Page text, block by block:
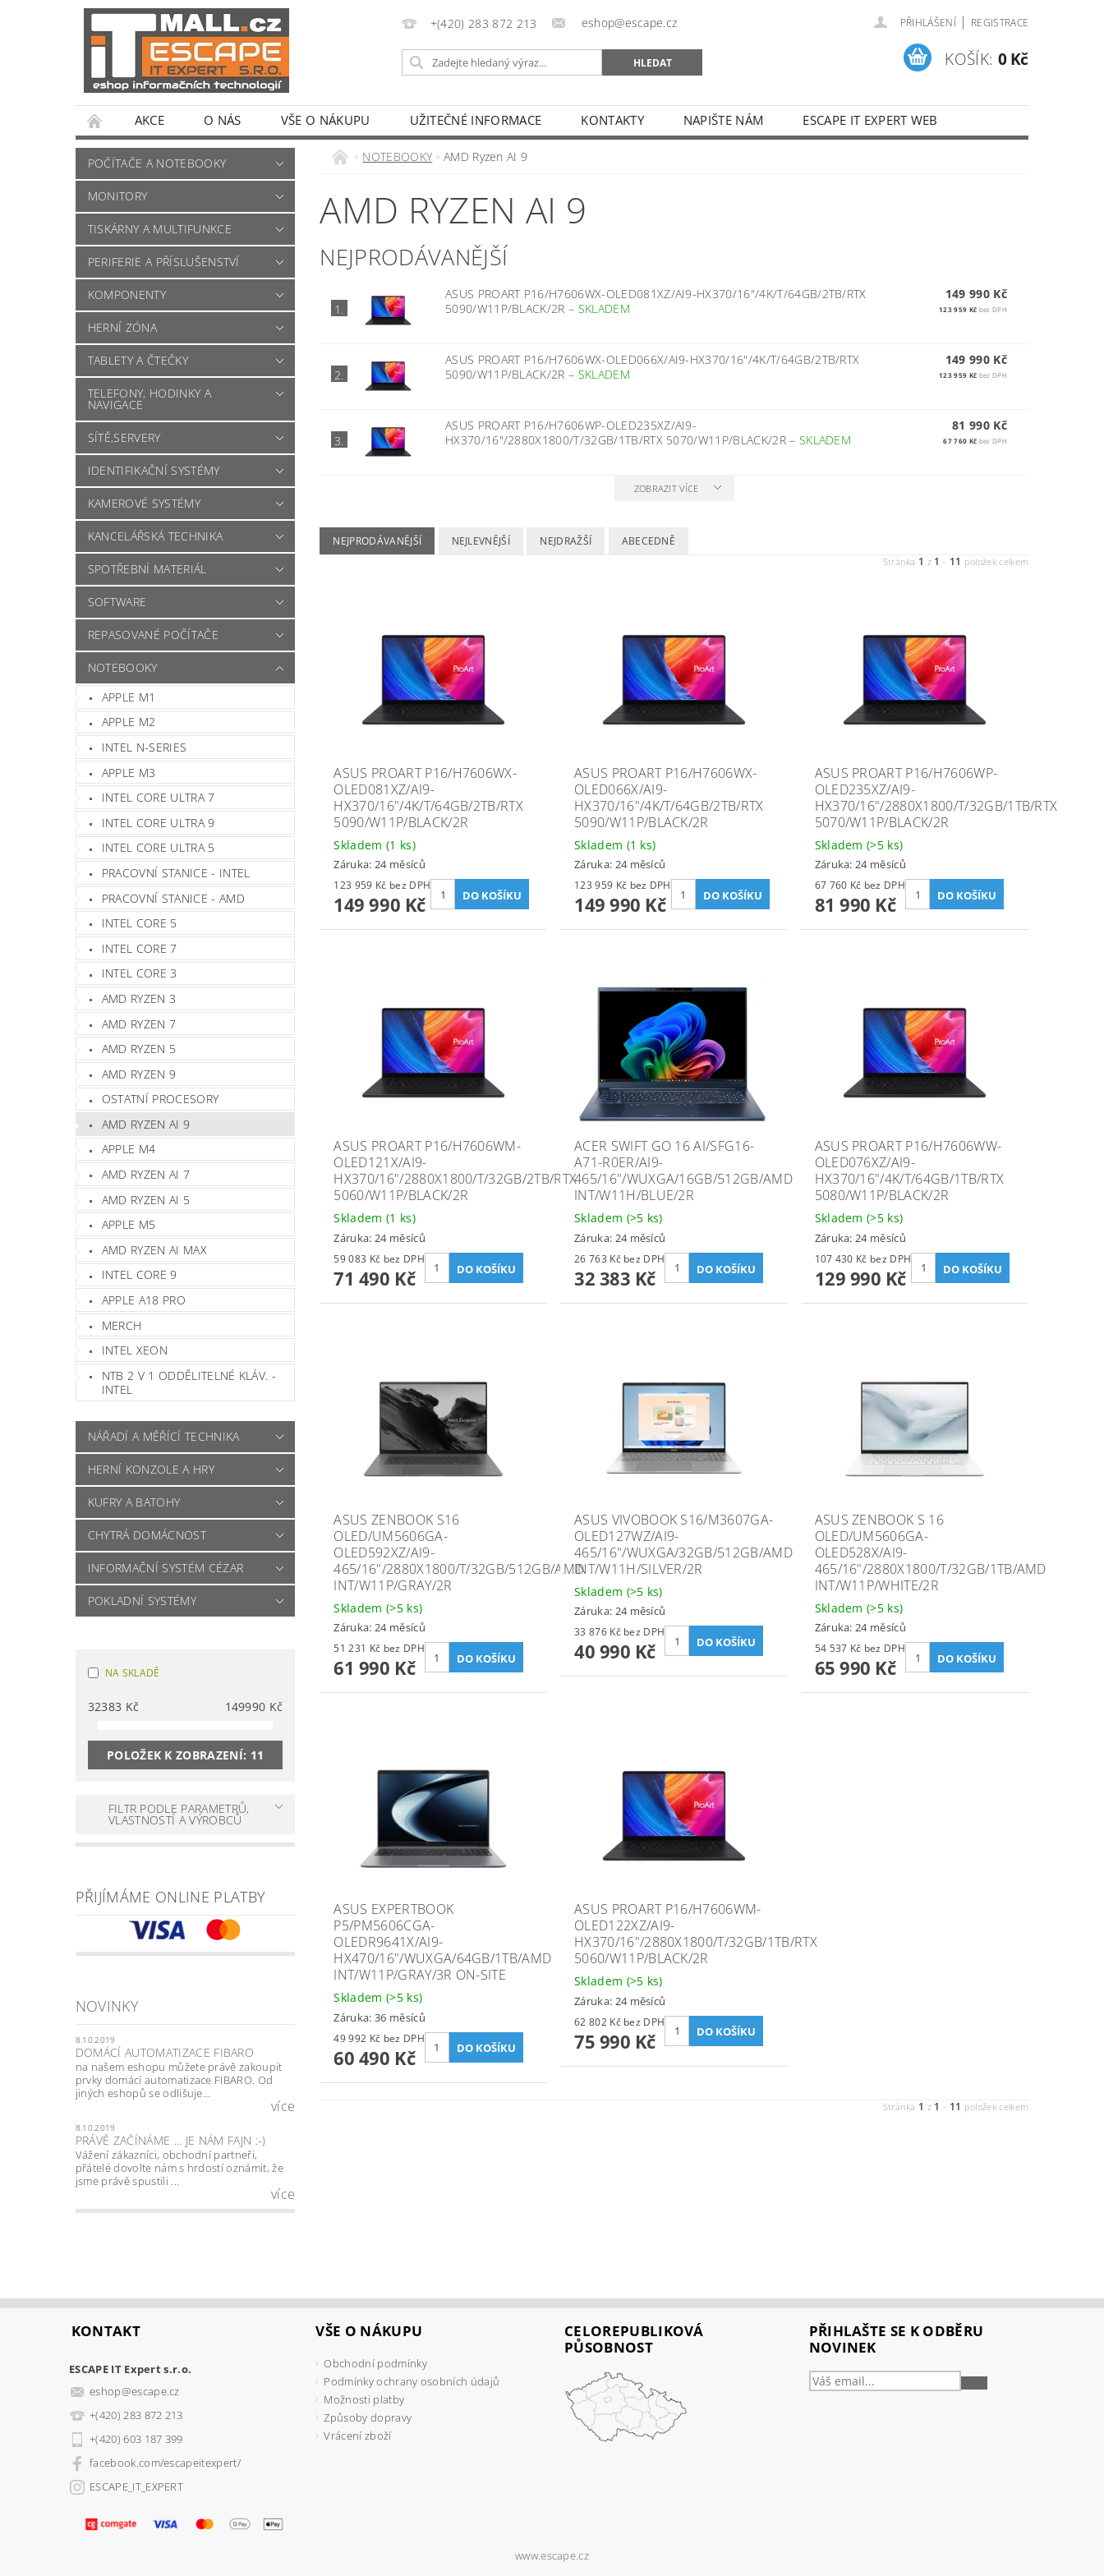
+(420) 283 872 213 eshop@escape.cz PŘIHLÁŠENÍ | REGISTRACE
KOŠÍK: 0 Kč
AKCE O NÁS VŠE O NÁKUPU UŽITEČNÉ INFORMACE KONTAKTY NAPIŠTE NÁM ESCAPE IT EXPERT WEB
POČÍTAČE A NOTEBOOKY
MONITORY
TISKÁRNY A MULTIFUNKCE
PERIFERIE A PŘÍSLUŠENSTVÍ
KOMPONENTY
HERNÍ ZÓNA
TABLETY A ČTEČKY
TELEFONY, HODINKY A
NAVIGACE
SÍTĚ,SERVERY
IDENTIFIKAČNÍ SYSTÉMY
KAMEROVÉ SYSTÉMY
KANCELÁŘSKÁ TECHNIKA
SPOTŘEBNÍ MATERIÁL
SOFTWARE
REPASOVANÉ POČÍTAČE
NOTEBOOKY
APPLE M1
APPLE M2
INTEL N-SERIES
APPLE M3
INTEL CORE ULTRA 7
INTEL CORE ULTRA 9
INTEL CORE ULTRA 5
PRACOVNÍ STANICE - INTEL
PRACOVNÍ STANICE - AMD
INTEL CORE 5
INTEL CORE 7
INTEL CORE 3
AMD RYZEN 3
AMD RYZEN 7
AMD RYZEN 5
AMD RYZEN 9
OSTATNÍ PROCESORY
AMD RYZEN AI 9
APPLE M4
AMD RYZEN AI 7
AMD RYZEN AI 5
APPLE M5
AMD RYZEN AI MAX
INTEL CORE 9
APPLE A18 PRO
MERCH
INTEL XEON
NTB 2 V 1 ODDĚLITELNÉ KLÁV. -
INTEL
NÁŘADÍ A MĚŘÍCÍ TECHNIKA
HERNÍ KONZOLE A HRY
KUFRY A BATOHY
CHYTRÁ DOMÁCNOST
INFORMAČNÍ SYSTÉM CÉZAR
POKLADNÍ SYSTÉMY
NA SKLADĚ
32383 Kč 149990 Kč
POLOŽEK K ZOBRAZENÍ: 11
FILTR PODLE PARAMETRŮ,
VLASTNOSTÍ A VÝROBCŮ
PŘIJÍMÁME ONLINE PLATBY
NOVINKY
8.10.2019
DOMÁCÍ AUTOMATIZACE FIBARO
na našem eshopu můžete právě zakoupit
prvky domácí automatizace FIBARO. Od
jiných eshopů se odlišuje...
více
8.10.2019
PRÁVĚ ZAČÍNÁME ... JE NÁM FAJN :-)
Vážení zákazníci, obchodní partneři,
přátelé dovolte nám s hrdostí oznámit, že
jsme právě spustili ...
více
NOTEBOOKY AMD Ryzen AI 9
AMD RYZEN AI 9
NEJPRODÁVANĚJŠÍ
1.
ASUS PROART P16/H7606WX-OLED081XZ/AI9-HX370/16"/4K/T/64GB/2TB/RTX
5090/W11P/BLACK/2R– SKLADEM
149 990 Kč
123 959 Kč bez DPH
2.
ASUS PROART P16/H7606WX-OLED066X/AI9-HX370/16"/4K/T/64GB/2TB/RTX
5090/W11P/BLACK/2R– SKLADEM
149 990 Kč
123 959 Kč bez DPH
3.
ASUS PROART P16/H7606WP-OLED235XZ/AI9-
HX370/16"/2880X1800/T/32GB/1TB/RTX 5070/W11P/BLACK/2R– SKLADEM
81 990 Kč
67 760 Kč bez DPH
ZOBRAZIT VÍCE
NEJPRODÁVANĚJŠÍ NEJLEVNĚJŠÍ NEJDRAŽŠÍ ABECEDNĚ
Stránka 1 z 1 - 11 položek celkem
ASUS PROART P16/H7606WX-
OLED081XZ/AI9-
HX370/16"/4K/T/64GB/2TB/RTX
5090/W11P/BLACK/2R
Skladem (1 ks)
Záruka: 24 měsíců
123 959 Kč bez DPH
149 990 Kč
ASUS PROART P16/H7606WX-
OLED066X/AI9-
HX370/16"/4K/T/64GB/2TB/RTX
5090/W11P/BLACK/2R
Skladem (1 ks)
Záruka: 24 měsíců
123 959 Kč bez DPH
149 990 Kč
ASUS PROART P16/H7606WP-
OLED235XZ/AI9-
HX370/16"/2880X1800/T/32GB/1TB/RTX
5070/W11P/BLACK/2R
Skladem(>5 ks)
Záruka: 24 měsíců
67 760 Kč bez DPH
81 990 Kč
ASUS PROART P16/H7606WM-
OLED121X/AI9-
HX370/16"/2880X1800/T/32GB/2TB/RTX
5060/W11P/BLACK/2R
Skladem (1 ks)
Záruka: 24 měsíců
59 083 Kč bez DPH
71 490 Kč
ACER SWIFT GO 16 AI/SFG16-
A71-R0ER/AI9-
465/16"/WUXGA/16GB/512GB/AMD
INT/W11H/BLUE/2R
Skladem (>5 ks)
Záruka: 24 měsíců
26 763 Kč bez DPH
32 383 Kč
ASUS PROART P16/H7606WW-
OLED076XZ/AI9-
HX370/16"/4K/T/64GB/1TB/RTX
5080/W11P/BLACK/2R
Skladem(>5 ks)
Záruka: 24 měsíců
107 430 Kč bez DPH
129 990 Kč
ASUS ZENBOOK S16
OLED/UM5606GA-
OLED592XZ/AI9-
465/16"/2880X1800/T/32GB/512GB/AMD
INT/W11P/GRAY/2R
Skladem (>5 ks)
Záruka: 24 měsíců
51 231 Kč bez DPH
61 990 Kč
ASUS VIVOBOOK S16/M3607GA-
OLED127WZ/AI9-
465/16"/WUXGA/32GB/512GB/AMD
INT/W11H/SILVER/2R
Skladem (>5 ks)
Záruka: 24 měsíců
33 876 Kč bez DPH
40 990 Kč
ASUS ZENBOOK S 16
OLED/UM5606GA-
OLED528X/AI9-
465/16"/2880X1800/T/32GB/1TB/AMD
INT/W11P/WHITE/2R
Skladem(>5 ks)
Záruka: 24 měsíců
54 537 Kč bez DPH
65 990 Kč
ASUS EXPERTBOOK
P5/PM5606CGA-
OLEDR9641X/AI9-
HX470/16"/WUXGA/64GB/1TB/AMD
INT/W11P/GRAY/3R ON-SITE
Skladem (>5 ks)
Záruka: 36 měsíců
49 992 Kč bez DPH
60 490 Kč
ASUS PROART P16/H7606WM-
OLED122XZ/AI9-
HX370/16"/2880X1800/T/32GB/1TB/RTX
5060/W11P/BLACK/2R
Skladem (>5 ks)
Záruka: 24 měsíců
62 802 Kč bez DPH
75 990 Kč
Stránka 1 z 1 - 11 položek celkem
KONTAKT
ESCAPE IT Expert s.r.o.
eshop@escape.cz
+(420) 283 872 213
+(420) 603 187 399
facebook.com/escapeitexpert/
ESCAPE_IT_EXPERT
VŠE O NÁKUPU
Obchodní podmínky
Podmínky ochrany osobních údajů
Možnosti platby
Způsoby dopravy
Vrácení zboží
CELOREPUBLIKOVÁ
PŮSOBNOST
PŘIHLAŠTE SE K ODBĚRU
NOVINEK
PŘIHLÁSIT
www.escape.cz